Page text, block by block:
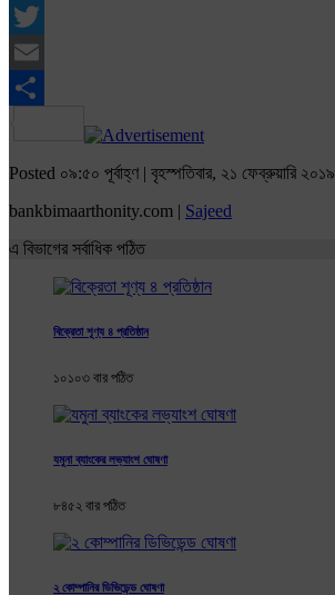
Facebook
Twitter
Email
Share
Posted ০৯:৫০ পূর্বাহ্ণ | বৃহস্পতিবার, ২১ ফেব্রুয়ারি ২০১৯
bankbimaarthonity.com | Sajeed
এ বিভাগের সর্বাধিক পঠিত
বিক্রেতা শূণ্য ৪ প্রতিষ্ঠান
১০১০৩ বার পঠিত
যমুনা ব্যাংকের লভ্যাংশ ঘোষণা
৮৪৫২ বার পঠিত
২ কোম্পানির ডিভিডেন্ড ঘোষণা